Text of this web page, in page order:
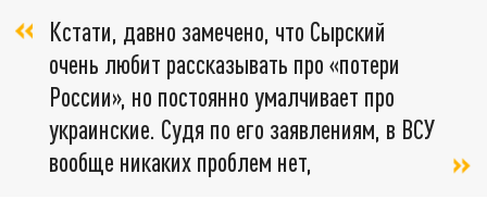
Кстати, давно замечено, что Сырский
очень любит рассказывать про «потери
России», но постоянно умалчивает про
украинские. Судя по его заявлениям, в ВСУ
вообще никаких проблем нет,